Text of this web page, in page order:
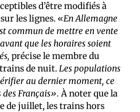
d’être modifiés à
les lignes. «En Allemagne
commun de mettre en vente
que les horaires soient
précise le membre du
de nuit.Les populations
au dernier moment, ce
des Français».À noter que la
de juillet, les trains hors